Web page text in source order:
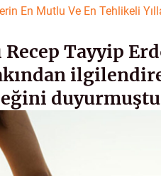
En Mutlu Ve En Tehlikeli
Tayyip
duyurmuştu